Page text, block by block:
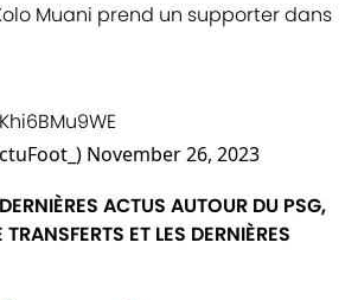
Muani prend un supporter dans
November 26, 2023
ACTUS AUTOUR DU PSG,
ET LES DERNIÈRES